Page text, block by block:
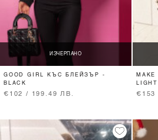
ИЗЧЕРПАНО
GOOD GIRL КЪС БЛЕЙЗЪР -
BLACK
€102 / 199.49 ЛВ.
LIGHT
€153